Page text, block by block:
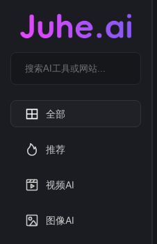
全部
推荐
视频AI
图像AI